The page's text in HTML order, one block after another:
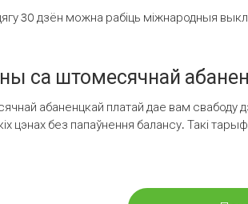
30 дзён можна рабіць міжнародныя
са штомесячнай
абаненцкай платай дае вам свабоду
цэнах без папаўнення балансу. Такі